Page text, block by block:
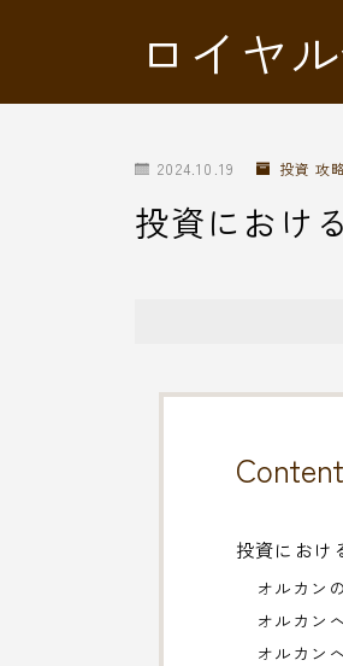
ロイヤ
2024.10.19 投資 攻
投資におけ
投資におけ
オルカン
オルカン
オルカン